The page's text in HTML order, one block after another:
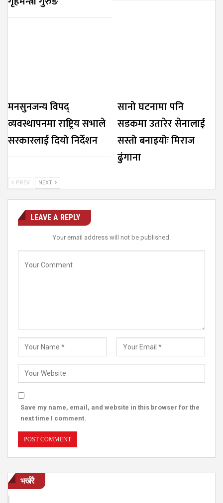
मनसुनजन्य विपद्
व्यवस्थापनमा राष्ट्रिय सभाले
सरकारलाई दियो निर्देशन
सानो घटनामा पनि
सडकमा उतारेर सेनालाई
सस्तो बनाइयोः मिराज
ढुंगाना
PREV NEXT
LEAVE A REPLY
Your email address will not be published.
Save my name, email, and website in this browser for the
next time I comment.
भर्खरै